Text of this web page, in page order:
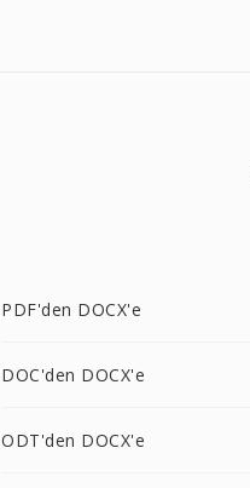
PDF'den DOCX'e
DOC'den DOCX'e
ODT'den DOCX'e